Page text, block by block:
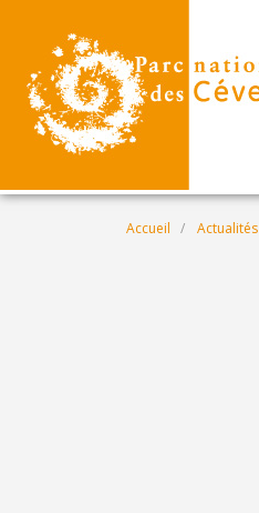
Fil d'Ariane
Accueil Actualités